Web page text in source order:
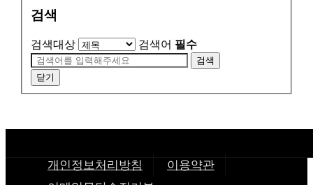
검색
검색대상 검색어 필수
검색
닫기
개인정보처리방침
이용약관